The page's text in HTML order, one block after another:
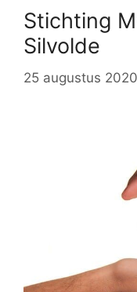
Stichting
Silvolde
25 augustus 2020